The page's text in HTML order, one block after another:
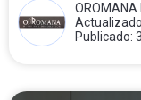
OROMANA
Publicado: